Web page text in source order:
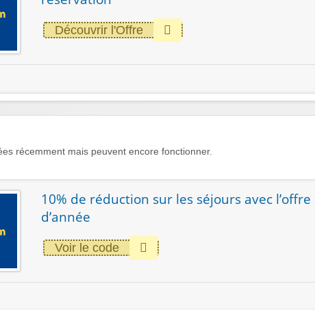
Découvrir l'Offre
récemment mais peuvent encore fonctionner.
10% de réduction sur les séjours avec
d’année
Voir le code